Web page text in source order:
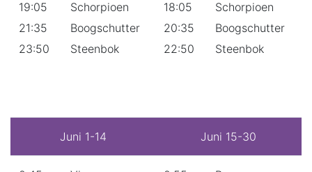
19:05
21:35
23:50
Schorpioen
Boogschutter
Steenbok
18:05
20:35
22:50
Schorpioen
Boogschutter
Steenbok
Juni 1-14 Juni 15-30